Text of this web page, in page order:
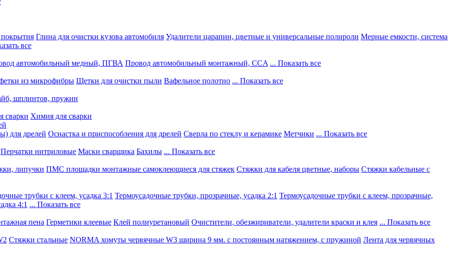
Глина для очистки кузова автомобиля Удалители царапин, цветные и универсальные полироли Мерные емкости, система
все
автомобильный медный, ПГВА Провод автомобильный монтажный, CCA ... Показать все
из микрофибры Щетки для очистки пыли Вафельное полотно ... Показать все
шплинтов, пружин
сварки Химия для сварки
для дрелей Оснастка и приспособления для дрелей Сверла по стеклу и керамике Метчики ... Показать все
Перчатки нитриловые Маски сварщика Бахилы ... Показать все
липучки ПМС площадки монтажные самоклеющиеся для стяжек Стяжки для кабеля цветные, наборы Стяжки кабельные с
трубки с клеем, усадка 3:1 Термоусадочные трубки, прозрачные, усадка 2:1 Термоусадочные трубки с клеем, прозрачные,
4:1 ... Показать все
пена Герметики клеевые Клей полиуретановый Очистители, обезжириватели, удалители краски и клея ... Показать все
Стяжки стальные NORMA хомуты червячные W3 ширина 9 мм. с постоянным натяжением, с пружиной Лента для червячных